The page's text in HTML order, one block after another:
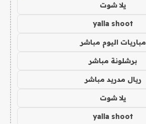
يلا شوت
yalla shoot
مباريات اليوم مباشر
برشلونة مباشر
ريال مدريد مباشر
يلا شوت
yalla shoot